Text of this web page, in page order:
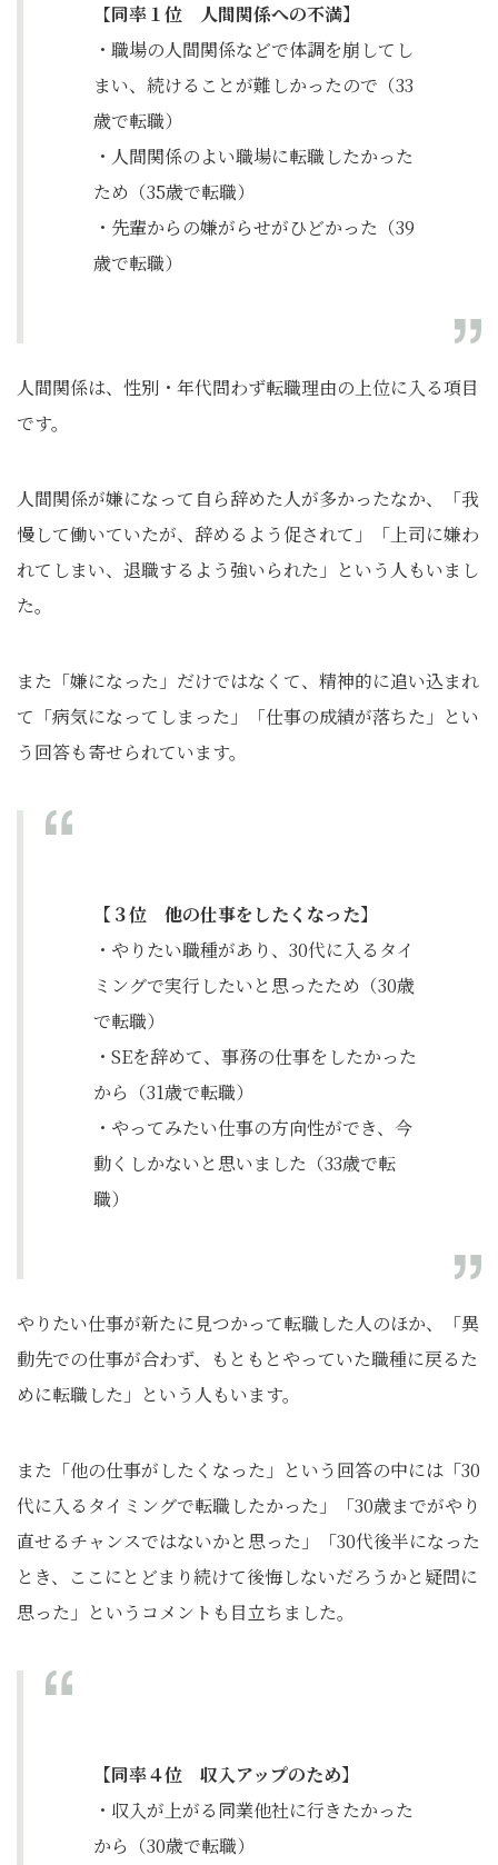
【同率１位 人間関係への不満】
・職場の人間関係などで体調を崩してし
まい、続けることが難しかったので（33
歳で転職）
・人間関係のよい職場に転職したかった
ため（35歳で転職）
・先輩からの嫌がらせがひどかった（39
歳で転職）
人間関係は、性別・年代問わず転職理由の上位に入る項目
です。
人間関係が嫌になって自ら辞めた人が多かったなか、「我
慢して働いていたが、辞めるよう促されて」「上司に嫌わ
れてしまい、退職するよう強いられた」という人もいまし
た。
また「嫌になった」だけではなくて、精神的に追い込まれ
て「病気になってしまった」「仕事の成績が落ちた」とい
う回答も寄せられています。
【３位 他の仕事をしたくなった】
・やりたい職種があり、30代に入るタイ
ミングで実行したいと思ったため（30歳
で転職）
・SEを辞めて、事務の仕事をしたかった
から（31歳で転職）
・やってみたい仕事の方向性ができ、今
動くしかないと思いました（33歳で転
職）
やりたい仕事が新たに見つかって転職した人のほか、「異
動先での仕事が合わず、もともとやっていた職種に戻るた
めに転職した」という人もいます。
また「他の仕事がしたくなった」という回答の中には「30
代に入るタイミングで転職したかった」「30歳までがやり
直せるチャンスではないかと思った」「30代後半になった
とき、ここにとどまり続けて後悔しないだろうかと疑問に
思った」というコメントも目立ちました。
【同率４位 収入アップのため】
・収入が上がる同業他社に行きたかった
から（30歳で転職）